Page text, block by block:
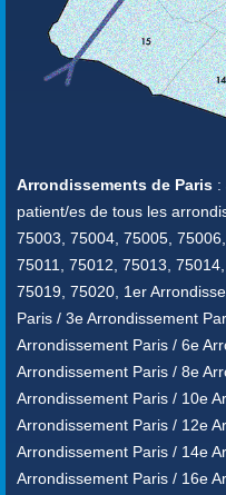
Arrondissements de Paris :
patient/es de tous les
75003, 75004, 75005,
75011, 75012, 75013,
75019, 75020, 1er
Paris / 3e Arrondissement
Arrondissement Paris / 6e
Arrondissement Paris / 8e
Arrondissement Paris / 10e
Arrondissement Paris / 12e
Arrondissement Paris / 14e
Arrondissement Paris / 16e